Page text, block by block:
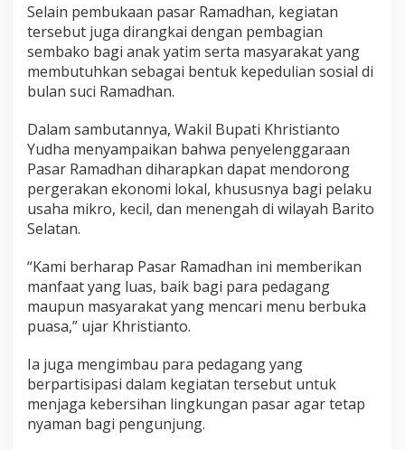
Selain pembukaan pasar Ramadhan, kegiatan
tersebut juga dirangkai dengan pembagian
sembako bagi anak yatim serta masyarakat yang
membutuhkan sebagai bentuk kepedulian sosial di
bulan suci Ramadhan.
Dalam sambutannya, Wakil Bupati Khristianto
Yudha menyampaikan bahwa penyelenggaraan
Pasar Ramadhan diharapkan dapat mendorong
pergerakan ekonomi lokal, khususnya bagi pelaku
usaha mikro, kecil, dan menengah di wilayah Barito
Selatan.
“Kami berharap Pasar Ramadhan ini memberikan
manfaat yang luas, baik bagi para pedagang
maupun masyarakat yang mencari menu berbuka
puasa,” ujar Khristianto.
Ia juga mengimbau para pedagang yang
berpartisipasi dalam kegiatan tersebut untuk
menjaga kebersihan lingkungan pasar agar tetap
nyaman bagi pengunjung.